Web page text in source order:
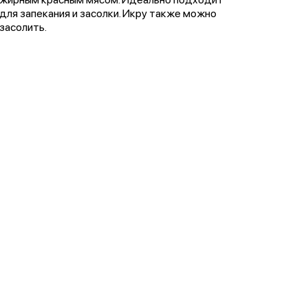
для запекания и засолки. Икру также можно
засолить.